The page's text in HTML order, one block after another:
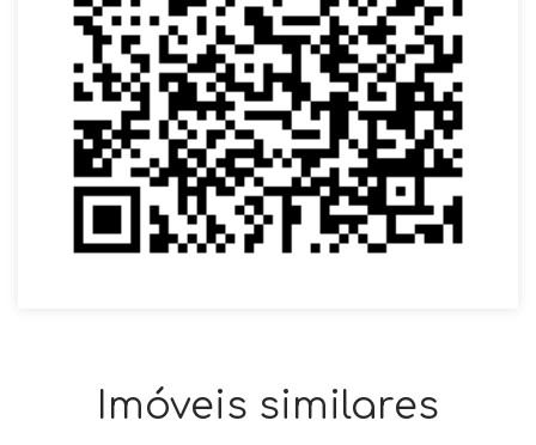
Imóveis similares